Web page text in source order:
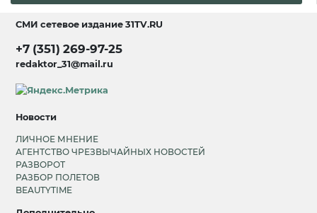
СМИ сетевое издание31TV.RU
+7 (351) 269-97-25
redaktor_31@mail.ru
Новости
ЛИЧНОЕ МНЕНИЕ
АГЕНТСТВО ЧРЕЗВЫЧАЙНЫХ НОВОСТЕЙ
РАЗВОРОТ
РАЗБОР ПОЛЕТОВ
BEAUTYTIME